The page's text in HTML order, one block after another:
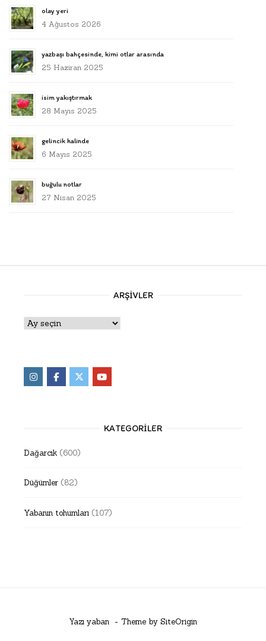
olay yeri
4 Ağustos 2026
yazbaşı bahçesinde, kimi otlar arasında
25 Haziran 2025
isim yakıştırmak
28 Mayıs 2025
gelincik halinde
6 Mayıs 2025
buğulu notlar
27 Nisan 2025
ARŞIVLER
Arşivler
KATEGORILER
Dağarcık (600)
Düğümler (82)
Yabanın tohumları (107)
Yazı yaban Theme by SiteOrigin